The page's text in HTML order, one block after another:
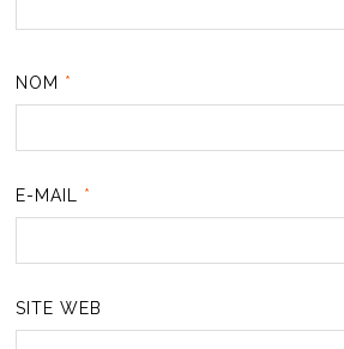
NOM *
E-MAIL *
SITE WEB